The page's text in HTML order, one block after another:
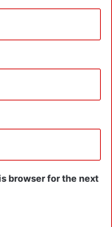
browser for the next